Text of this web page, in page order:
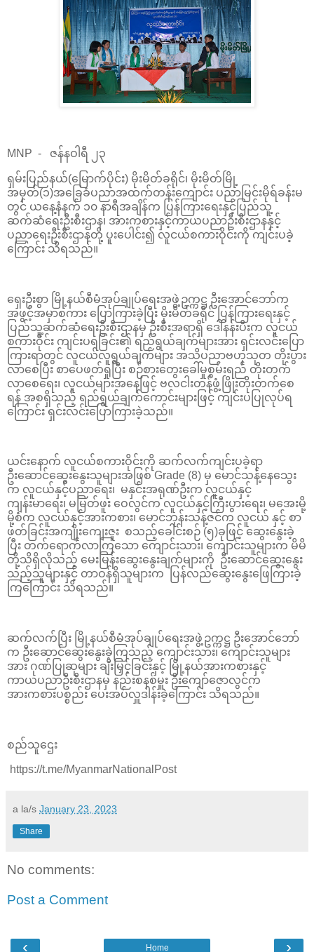
MNP - ဇန်နဝါရီ ၂၃
ရှမ်းပြည်နယ်(မြောက်ပိုင်း) မိုးမိတ်ခရိုင်၊ မိုးမိတ်မြို့
အမှတ်(၁)အခြေခံပညာအထက်တန်းကျောင်း ပညာမြင်းမိုရ်ခန်းမ
တွင် ယနေ့နံနက် ၁၀ နာရီအချိန်က ပြန်ကြားရေးနှင့်ပြည်သူ့
ဆက်ဆံရေးဦးစီးဌာန၊ အားကစားနှင့်ကာယပညာဦးစီးဌာနနှင့်
ပညာရေးဦးစီးဌာနတို့ ပူးပေါင်း၍ လူငယ်စကားဝိုင်းကို ကျင်းပခဲ့
ကြောင်း သိရသည်။
ရှေးဦးစွာ မြို့နယ်စီမံအုပ်ချုပ်ရေးအဖွဲ့ဥက္ကဋ္ဌ ဦးအောင်ဘော်က
အဖွင့်အမှာစကား ပြောကြားခဲ့ပြီး မိုးမိတ်ခရိုင် ပြန်ကြားရေးနှင့်
ပြည်သူ့ဆက်ဆံရေးဦးစီးဌာနမှ ဦးစီးအရာရှိ ဒေါ်နန်းပီးက လူငယ်
စကားဝိုင်း ကျင်းပရခြင်း၏ ရည်ရွယ်ချက်များအား ရှင်းလင်းပြော
ကြားရာတွင် လူငယ်လူရွယ်ချက်များ အသိပညာဗဟုသုတ တိုးပွား
လာစေပြီး စာပေဖတ်ရှုပြီး စဉ်စားတွေးခေါ်မှုစွမ်းရည် တိုးတက်
လာစေရေး၊ လူငယ်များအနေဖြင့် ဗလငါးတန်ဖွံ့ဖြိုးတိုးတက်စေ
ရန် အစရှိသည့် ရည်ရွယ်ချက်ကောင်းများဖြင့် ကျင်းပပြုလုပ်ရ
ကြောင်း ရှင်းလင်းပြောကြားခဲ့သည်။
ယင်းနောက် လူငယ်စကားဝိုင်းကို ဆက်လက်ကျင်းပခဲ့ရာ
ဦးဆောင်ဆွေးနွေးသူများအဖြစ် Grade (8) မှ မောင်သန့်နေသွေး
က လူငယ်နှင့်ပညာရေး၊ မနှင်းအရုဏ်ဦးက လူငယ်နှင့်
ကျန်းမာရေး၊ မမြတ်ဖူး ဝေလွင်က လူငယ်နှင့်ကြီးပွားရေး၊ မအေးမို့
မို့စံက လူငယ်နှင့်အားကစား၊ မောင်ဘုန်းသန့်ဇင်က လူငယ် နှင့် စာ
ဖတ်ခြင်းအကျိုးကျေးဇူး စသည့်ခေါင်းစဉ် (၅)ခုဖြင့် ဆွေးနွေးခဲ့
ပြီး တက်ရောက်လာကြသော ကျောင်းသား၊ ကျောင်းသူများက မိမိ
တို့သိရှိလိုသည့် မေးမြန်းဆွေးနွေးချက်များကို ဦးဆောင်ဆွေးနွေး
သည့်သူများနှင့် တာဝန်ရှိသူများက ပြန်လည်ဆွေးနွေးဖြေကြားခဲ့
ကြကြောင်း သိရသည်။
ဆက်လက်ပြီး မြို့နယ်စီမံအုပ်ချုပ်ရေးအဖွဲ့ဥက္ကဋ္ဌ ဦးအောင်ဘော်
က ဦးဆောင်ဆွေးနွေးခဲ့ကြသည့် ကျောင်းသား၊ ကျောင်းသူများ
အား ဂုဏ်ပြုဆုများ ချီးမြှင့်ခြင်းနှင့် မြို့နယ်အားကစားနှင့်
ကာယပညာဦးစီးဌာနမှ နည်းစနစ်မှူး ဦးကျော်ဇောလွင်က
အားကစားပစ္စည်း ပေးအပ်လှူဒါန်းခဲ့ကြောင်း သိရသည်။
စည်သူဌေး
https://t.me/MyanmarNationalPost
a la/s January 23, 2023
Share
No comments:
Post a Comment
‹ ›
Home